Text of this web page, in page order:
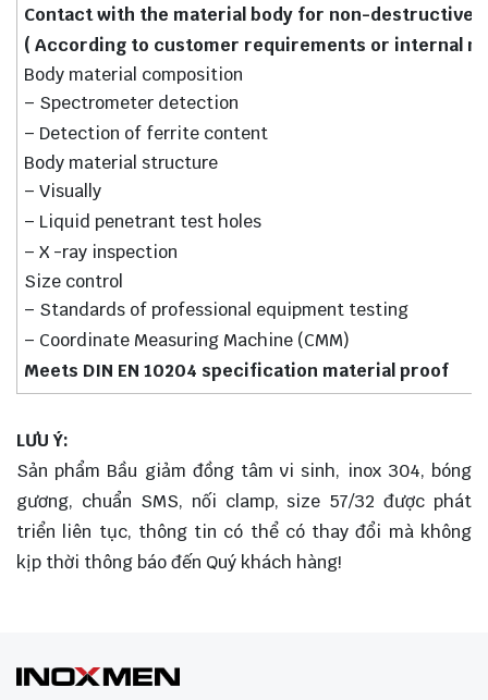
Contact with the material body for non-destructive
( According to customer requirements or internal
Body material composition
– Spectrometer detection
– Detection of ferrite content
Body material structure
– Visually
– Liquid penetrant test holes
– X -ray inspection
Size control
– Standards of professional equipment testing
– Coordinate Measuring Machine (CMM)
Meets DIN EN 10204 specification material proof
LƯU Ý:
Sản phẩm Bầu giảm đồng tâm vi sinh, inox 304, bóng
gương, chuẩn SMS, nối clamp, size 57/32 được phát
triển liên tục, thông tin có thể có thay đổi mà không
kịp thời thông báo đến Quý khách hàng!